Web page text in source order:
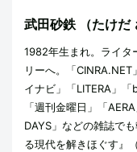
武田砂鉄 （たけだ
1982年生まれ。ライタ
リーへ。「
イナビ」「LITERA」
「週刊金曜日」「
DAYS」などの雑誌で
る現代を解きほぐす』